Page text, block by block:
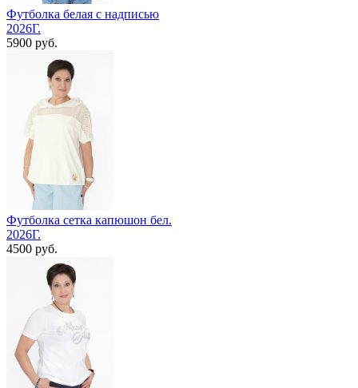
Футболка белая с надписью
2026Г.
5900 руб.
Футболка сетка капюшон бел.
2026Г.
4500 руб.